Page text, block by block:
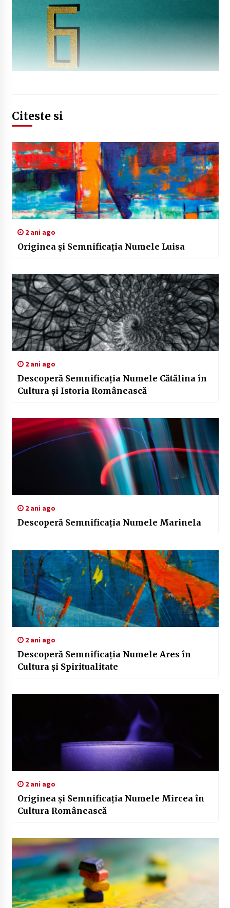
Citeste si
2 ani ago
Originea și Semnificația Numele Luisa
2 ani ago
Descoperă Semnificația Numele Cătălina în
Cultura și Istoria Românească
2 ani ago
Descoperă Semnificația Numele Marinela
2 ani ago
Descoperă Semnificația Numele Ares în
Cultura și Spiritualitate
2 ani ago
Originea și Semnificația Numele Mircea în
Cultura Românească